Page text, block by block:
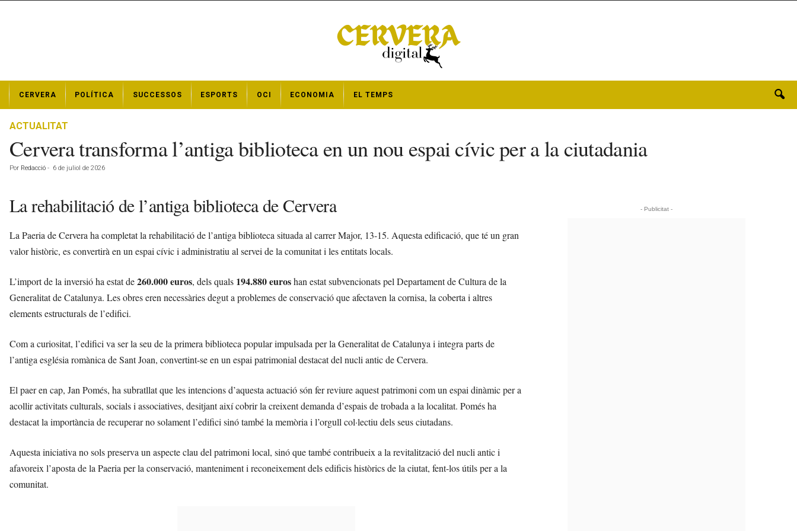
t
CERVERA POLÍTICA SUCCESSOS ESPORTS OCI ECONOMIA EL TEMPS
ACTUALITAT
Cervera transforma l’antiga biblioteca en un nou espai cívic per a la ciutadania
Por Redacció - 6 de juliol de 2026
La rehabilitació de l’antiga biblioteca de Cervera
La Paeria de Cervera ha completat la rehabilitació de l’antiga biblioteca situada al carrer Major, 13-15. Aquesta edificació, que té un gran
valor històric, es convertirà en un espai cívic i administratiu al servei de la comunitat i les entitats locals.
L’import de la inversió ha estat de260.000 euros, dels quals 194.880 euroshan estat subvencionats pel Departament de Cultura de la
Generalitat de Catalunya. Les obres eren necessàries degut a problemes de conservació que afectaven la cornisa, la coberta i altres
elements estructurals de l’edifici.
Com a curiositat, l’edifici va ser la seu de la primera biblioteca popular impulsada per la Generalitat de Catalunya i integra parts de
l’antiga església romànica de Sant Joan, convertint-se en un espai patrimonial destacat del nucli antic de Cervera.
El paer en cap, Jan Pomés, ha subratllat que les intencions d’aquesta actuació són fer reviure aquest patrimoni com un espai dinàmic per a
acollir activitats culturals, socials i associatives, desitjant així cobrir la creixent demanda d’espais de trobada a la localitat. Pomés ha
destacat la importància de recuperar no solament l’edifici sinó també la memòria i l’orgull col·lectiu dels seus ciutadans.
Aquesta iniciativa no sols preserva un aspecte clau del patrimoni local, sinó que també contribueix a la revitalització del nucli antic i
afavoreix l’aposta de la Paeria per la conservació, manteniment i reconeixement dels edificis històrics de la ciutat, fent-los útils per a la
comunitat.
- Publicitat -